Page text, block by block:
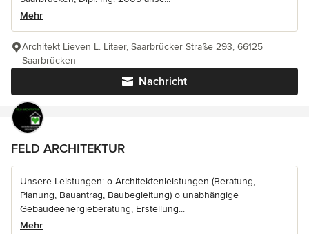
Mehr
Nachricht
Architekt Lieven L. Litaer, Saarbrücker Straße 293, 66125
Saarbrücken
FELD ARCHITEKTUR
Unsere Leistungen: o Architektenleistungen (Beratung,
Planung, Bauantrag, Baubegleitung) o unabhängige
Gebäudeenergieberatung, Erstellung...
Mehr